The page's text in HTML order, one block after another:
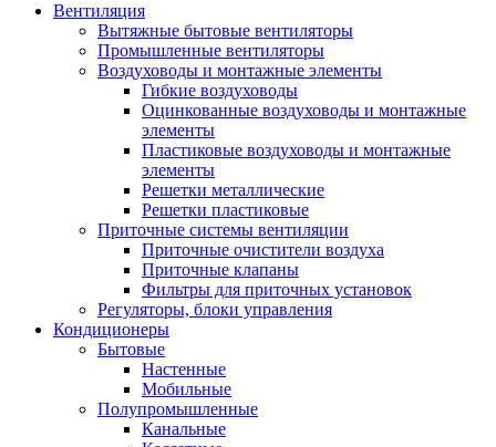
Вентиляция
Вытяжные бытовые вентиляторы
Промышленные вентиляторы
Воздуховоды и монтажные элементы
Гибкие воздуховоды
Оцинкованные воздуховоды и монтажные
элементы
Пластиковые воздуховоды и монтажные
элементы
Решетки металлические
Решетки пластиковые
Приточные системы вентиляции
Приточные очистители воздуха
Приточные клапаны
Фильтры для приточных установок
Регуляторы, блоки управления
Кондиционеры
Бытовые
Настенные
Мобильные
Полупромышленные
Канальные